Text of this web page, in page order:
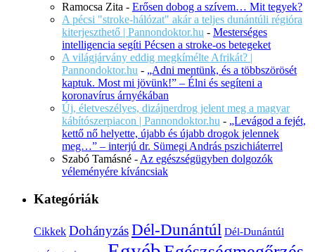
Ramocsa Zita - Erősen dobog a szívem… Mit tegyek?
A pécsi "stroke-hálózat" akár a teljes dunántúli régióra
kiterjeszthető | Pannondoktor.hu - Mesterséges
intelligencia segíti Pécsen a stroke-os betegeket
A világjárvány eddig megkímélte Afrikát? |
Pannondoktor.hu - „Adni mentünk, és a többszörösét
kaptuk. Most mi jövünk!” – Élni és segíteni a
koronavírus árnyékában
Új, életveszélyes, dizájnerdrog jelent meg a magyar
kábítószerpiacon | Pannondoktor.hu - „Levágod a fejét,
kettő nő helyette, újabb és újabb drogok jelennek
meg…” – interjú dr. Sümegi András pszichiáterrel
Szabó Tamásné - Az egészségügyben dolgozók
véleményére kíváncsiak
Kategóriák
Cikkek DohányzásDél-Dunántúl Dél-Dunántúl